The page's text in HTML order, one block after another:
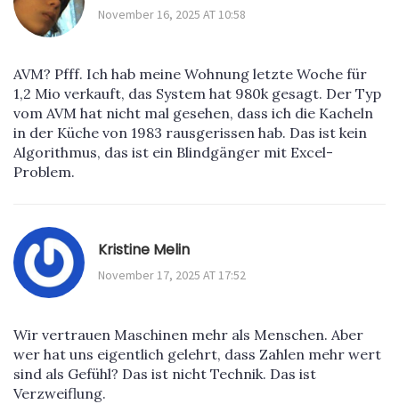
November 16, 2025 AT 10:58
AVM? Pfff. Ich hab meine Wohnung letzte Woche für
1,2 Mio verkauft, das System hat 980k gesagt. Der Typ
vom AVM hat nicht mal gesehen, dass ich die Kacheln
in der Küche von 1983 rausgerissen hab. Das ist kein
Algorithmus, das ist ein Blindgänger mit Excel-
Problem.
Kristine Melin
November 17, 2025 AT 17:52
Wir vertrauen Maschinen mehr als Menschen. Aber
wer hat uns eigentlich gelehrt, dass Zahlen mehr wert
sind als Gefühl? Das ist nicht Technik. Das ist
Verzweiflung.